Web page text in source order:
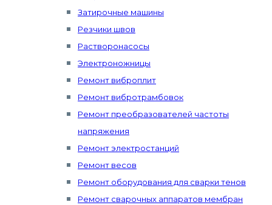
Затирочные машины
Резчики швов
Растворонасосы
Электроножницы
Ремонт виброплит
Ремонт вибротрамбовок
Ремонт преобразователей частоты
напряжения
Ремонт электростанций
Ремонт весов
Ремонт оборудования для сварки тенов
Ремонт сварочных аппаратов мембран